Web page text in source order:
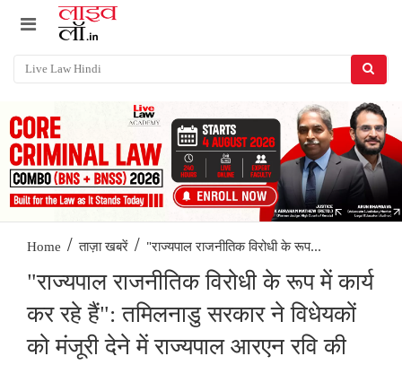
Home / ताज़ा खबरें / "राज्यपाल राजनीतिक विरोधी के रूप...
"राज्यपाल राजनीतिक विरोधी के रूप में कार्य
कर रहे हैं": तमिलनाडु सरकार ने विधेयकों
को मंजूरी देने में राज्यपाल आरएन रवि की